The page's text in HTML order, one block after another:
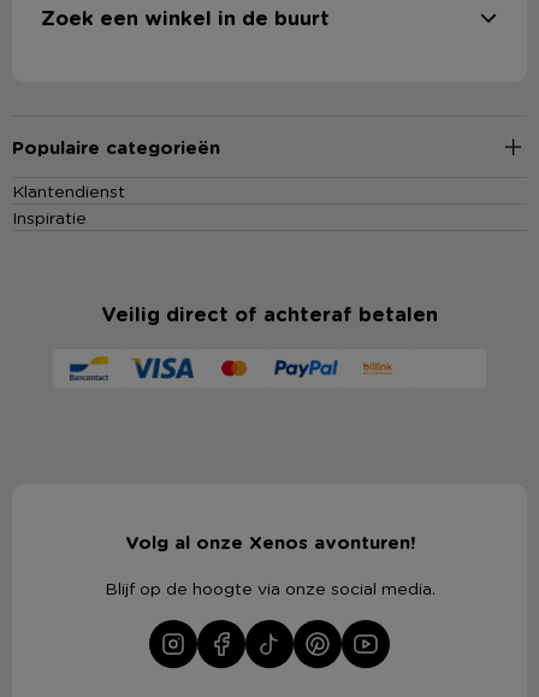
Zoek een winkel in de buurt
Populaire categorieën
Klantendienst
Inspiratie
Veilig direct of achteraf betalen
Volg al onze Xenos avonturen!
Blijf op de hoogte via onze social media.